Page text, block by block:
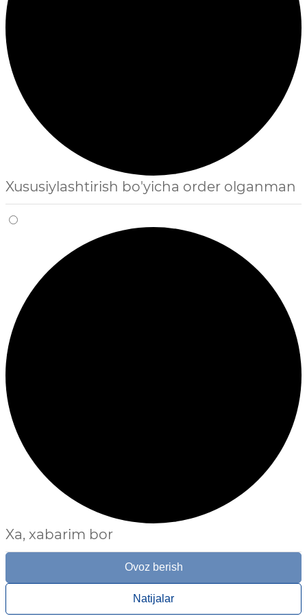
Xususiylashtirish bo'yicha order olganman
Xa, xabarim bor
Ovoz berish
Natijalar